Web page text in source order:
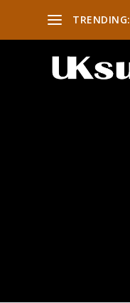
TRENDING: